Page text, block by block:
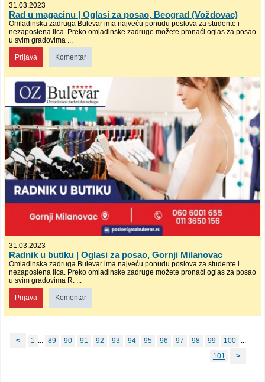
31.03.2023
Rad u magacinu | Oglasi za posao, Beograd (Voždovac)
Omladinska zadruga Bulevar ima najveću ponudu poslova za studente i
nezaposlena lica. Preko omladinske zadruge možete pronaći oglas za posao
u svim gradovima ...
Prijava Komentar
31.03.2023
Radnik u butiku | Oglasi za posao, Gornji Milanovac
Omladinska zadruga Bulevar ima najveću ponudu poslova za studente i
nezaposlena lica. Preko omladinske zadruge možete pronaći oglas za posao
u svim gradovima R. ...
Prijava Komentar
< 1 ... 89 90 91 92 93 94 95 96 97 98 99 100
...
101
>